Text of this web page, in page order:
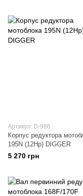
Артикул: D-986
Корпус редуктора
195N (12Hp) DIGGER
5 270 грн